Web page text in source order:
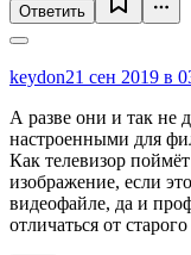
Ответить
keydon21 сен 2019 в
А разве они и так
настроенными для
Как телевизор
изображение, если
видеофайле, да и
отличаться от